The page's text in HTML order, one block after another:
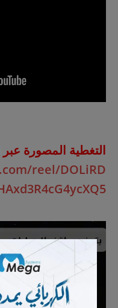
التغطية المصورة عبر
reel/DOLiRD